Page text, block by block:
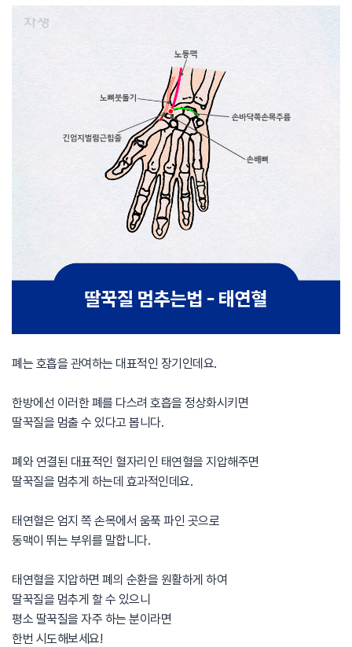
폐는 호흡을 관여하는 대표적인 장기인데요.
​한방에선 이러한 폐를 다스려 호흡을 정상화시키면​
딸꾹질을 멈출 수 있다고 봅니다.
​폐와 연결된 대표적인 혈자리인 태연혈을 지압해주면​
딸꾹질을 멈추게 하는데 효과적인데요.
​태연혈은 엄지 쪽 손목에서 움푹 파인 곳으로​
동맥이 뛰는 부위를 말합니다.
태연혈을 지압하면 폐의 순환을 원활하게 하여​
딸꾹질을 멈추게 할 수 있으니​
평소 딸꾹질을 자주 하는 분이라면​
한번 시도해보세요!